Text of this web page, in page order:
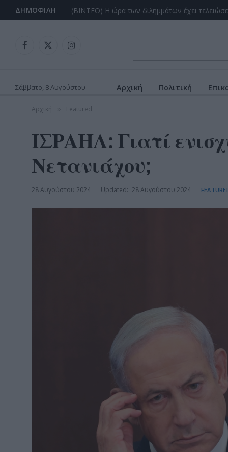
ΔΗΜΟΦΙΛΉ
Facebook
X
Instagram
Σάββατο, 8 Αυγούστου Αρχική Πολιτική
Αρχική Featured
ΙΣΡΑΗΛ: Γιατί
Νετανιάχου;
28 Αυγούστου 2024 Updated: 28 Αυγούστου 2024